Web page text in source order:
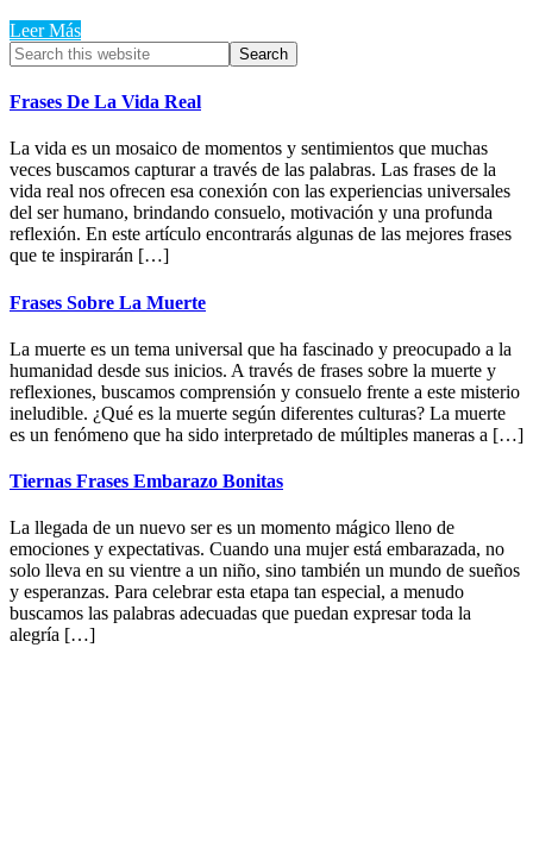
Leer Más
Primary
Sidebar
Search
this
website
Frases De La Vida Real
La vida es un mosaico de momentos y sentimientos que muchas
veces buscamos capturar a través de las palabras. Las frases de la
vida real nos ofrecen esa conexión con las experiencias universales
del ser humano, brindando consuelo, motivación y una profunda
reflexión. En este artículo encontrarás algunas de las mejores frases
que te inspirarán […]
Frases Sobre La Muerte
La muerte es un tema universal que ha fascinado y preocupado a la
humanidad desde sus inicios. A través de frases sobre la muerte y
reflexiones, buscamos comprensión y consuelo frente a este misterio
ineludible. ¿Qué es la muerte según diferentes culturas? La muerte
es un fenómeno que ha sido interpretado de múltiples maneras a […]
Tiernas Frases Embarazo Bonitas
La llegada de un nuevo ser es un momento mágico lleno de
emociones y expectativas. Cuando una mujer está embarazada, no
solo lleva en su vientre a un niño, sino también un mundo de sueños
y esperanzas. Para celebrar esta etapa tan especial, a menudo
buscamos las palabras adecuadas que puedan expresar toda la
alegría […]